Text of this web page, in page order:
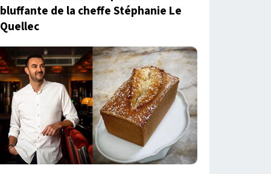
bluffante de la cheffe Stéphanie Le
Quellec